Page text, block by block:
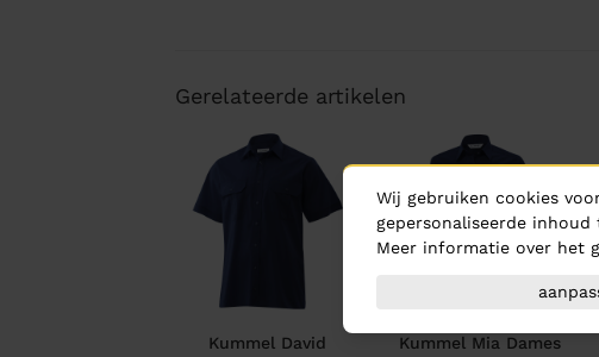
Gerelateerde artikelen
Kummel David
Kummel Mia Dames
Wij gebruiken cookies
gepersonaliseerde
Meer informatie over het